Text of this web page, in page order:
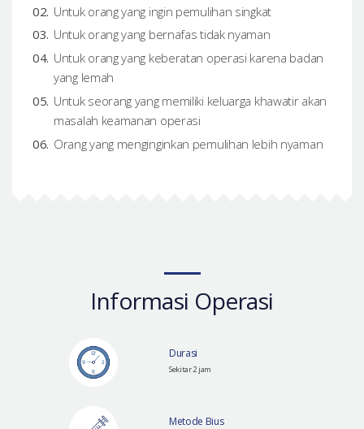
Untuk orang yang ingin pemulihan singkat
Untuk orang yang bernafas tidak nyaman
Untuk orang yang keberatan operasi karena badan
yang lemah
Untuk seorang yang memiliki keluarga khawatir akan
masalah keamanan operasi
Orang yang menginginkan pemulihan lebih nyaman
Informasi Operasi
Durasi
Sekitar 2 jam
Metode Bius